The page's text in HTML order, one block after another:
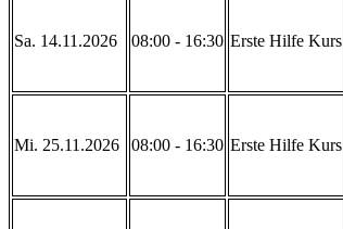
Sa. 14.11.2026 08:00 - 16:30 Erste Hilfe Kurs
Mi. 25.11.2026 08:00 - 16:30 Erste Hilfe Kurs